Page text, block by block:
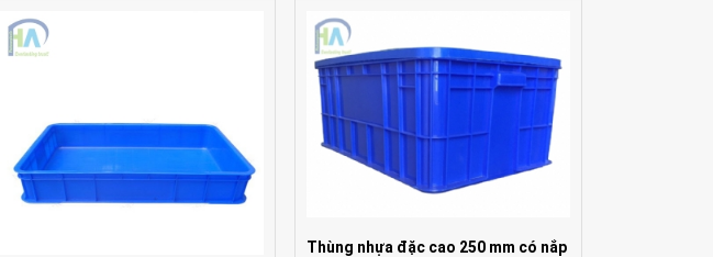
Thùng nhựa đặc cao 250 mm có nắp